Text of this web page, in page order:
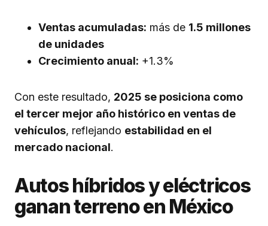
Ventas acumuladas: más de 1.5 millones
de unidades
Crecimiento anual: +1.3%
Con este resultado, 2025 se posiciona como
el tercer mejor año histórico en ventas de
vehículos, reflejando estabilidad en el
mercado nacional.
Autos híbridos y eléctricos
ganan terreno en México